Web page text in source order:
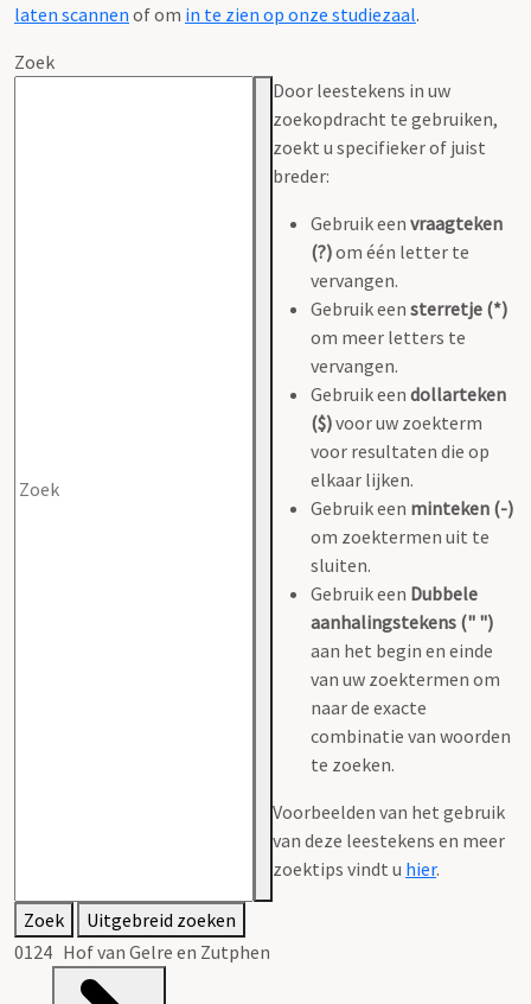
laten scannen of om in te zien op onze studiezaal.
Zoek
Door leestekens in uw
zoekopdracht te gebruiken,
zoekt u specifieker of juist
breder:
Gebruik een vraagteken
(?)om één letter te
vervangen.
Gebruik een sterretje (*)
om meer letters te
vervangen.
Gebruik een dollarteken
($)voor uw zoekterm
voor resultaten die op
elkaar lijken.
Gebruik een minteken (-)
om zoektermen uit te
sluiten.
Gebruik een Dubbele
aanhalingstekens (" ")
aan het begin en einde
van uw zoektermen om
naar de exacte
combinatie van woorden
te zoeken.
Voorbeelden van het gebruik
van deze leestekens en meer
zoektips vindt u hier.
Zoek
Uitgebreid zoeken
0124 Hof van Gelre en Zutphen